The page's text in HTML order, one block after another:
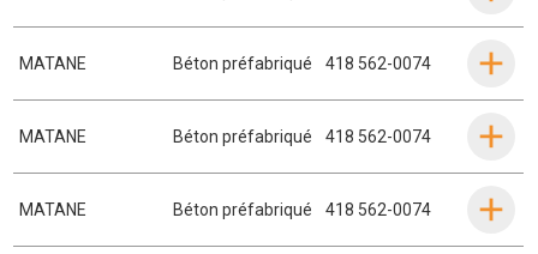
MATANE Béton préfabriqué 418 562-0074
MATANE Béton préfabriqué 418 562-0074
MATANE Béton préfabriqué 418 562-0074